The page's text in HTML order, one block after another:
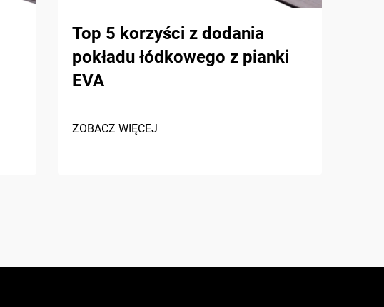
Top 5 korzyści z dodania
pokładu łódkowego z pianki
EVA
ZOBACZ WIĘCEJ